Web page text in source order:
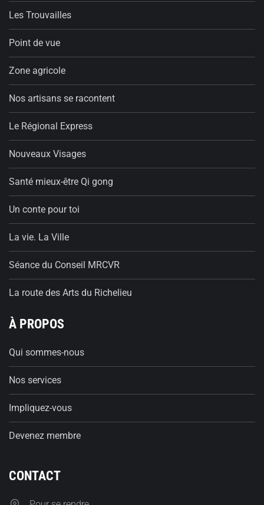
Les Trouvailles
Point de vue
Zone agricole
Nos artisans se racontent
Le Régional Express
Nouveaux Visages
Santé mieux-être Qi gong
Un conte pour toi
La vie. La Ville
Séance du Conseil MRCVR
La route des Arts du Richelieu
À PROPOS
Qui sommes-nous
Nos services
Impliquez-vous
Devenez membre
CONTACT